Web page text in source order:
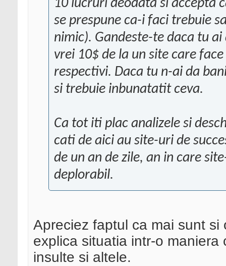
10 lucruri deodata si accepta
se prespune ca-i faci trebuie
nimic). Gandeste-te daca tu
vrei 10$ de la un site care
respectivi. Daca tu n-ai da
si trebuie inbunatatit ceva.
Ca tot iti plac analizele si
cati de aici au site-uri de
de un an de zile, an in care
deplorabil.
Apreciez faptul ca mai sunt
explica situatia intr-o
insulte si altele.